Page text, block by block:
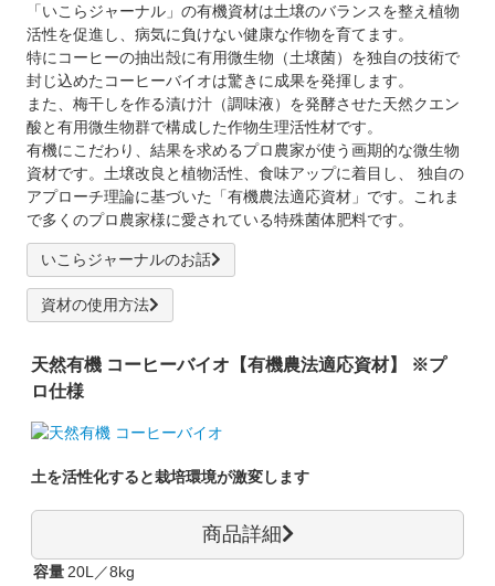
「いこらジャーナル」の有機資材は土壌のバランスを整え植物
活性を促進し、病気に負けない健康な作物を育てます。
特にコーヒーの抽出殻に有用微生物（土壌菌）を独自の技術で
封じ込めたコーヒーバイオは驚きに成果を発揮します。
また、梅干しを作る漬け汁（調味液）を発酵させた天然クエン
酸と有用微生物群で構成した作物生理活性材です。
有機にこだわり、結果を求めるプロ農家が使う画期的な微生物
資材です。土壌改良と植物活性、食味アップに着目し、 独自の
アプローチ理論に基づいた「有機農法適応資材」です。これま
で多くのプロ農家様に愛されている特殊菌体肥料です。
いこらジャーナルのお話
資材の使用方法
天然有機 コーヒーバイオ【有機農法適応資材】 ※プ
ロ仕様
土を活性化すると栽培環境が激変します
商品詳細
容量 20L／8kg